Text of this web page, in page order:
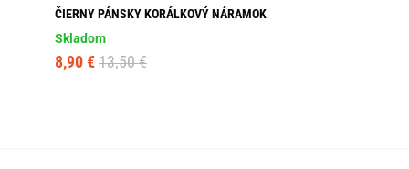
ČIERNY PÁNSKY KORÁLKOVÝ NÁRAMOK
Skladom
8,90 € 13,50 €